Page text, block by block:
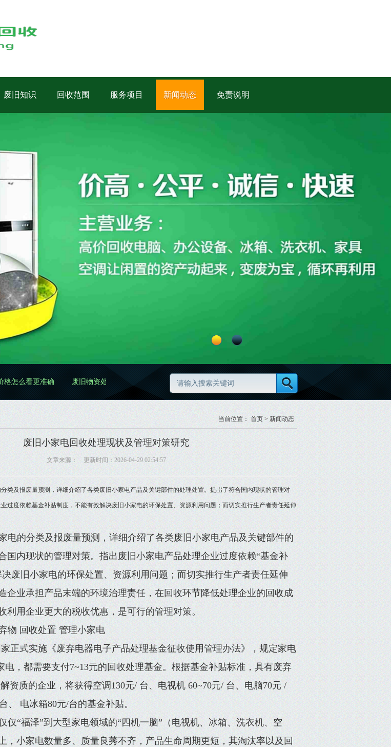
废旧知识 回收范围 服务项目 新闻动态 免责说明
废旧物资处置怎么做更规范 废旧物资清理怎么做更高效更规范 废旧物资分类怎么做更规范
当前位置： 首页 > 新闻动态
废旧小家电回收处理现状及管理对策研究
文章来源： 更新时间：2026-04-29 02:54:57
分类及报废量预测，详细介绍了各类废旧小家电产品及关键部件的处理处置。提岀了符合国内现状的管理对
过度依赖基金补贴制度，不能有效解决废旧小家电的环保处置、资源利用问题；而切实推行生产者责任延伸
电的分类及报废量预测，详细介绍了各类废旧小家电产品及关键部件的
国内现状的管理对策。指出废旧小家电产品处理企业过度依赖“基金补
废旧小家电的环保处置、资源利用问题；而切实推行生产者责任延伸
企业承担产品末端的环境治理责任，在回收环节降低处理企业的回收成
利用企业更大的税收优惠，是可行的管理对策。
物 回收处置 管理小家电
家正式实施《废弃电器电子产品处理基金征收使用管理办法》，规定家电
电，都需要支付7~13元的回收处理基金。根据基金补贴标准，具有废弃
资质的企业，将获得空调130元/ 台、电视机 60~70元/ 台、电脑70元 /
、 电冰箱80元/台的基金补贴。
仅“福泽”到大型家电领域的“四机一脑”（电视机、冰箱、洗衣机、空
，小家电数量多、质量良莠不齐，产品生命周期更短，其淘汰率以及回